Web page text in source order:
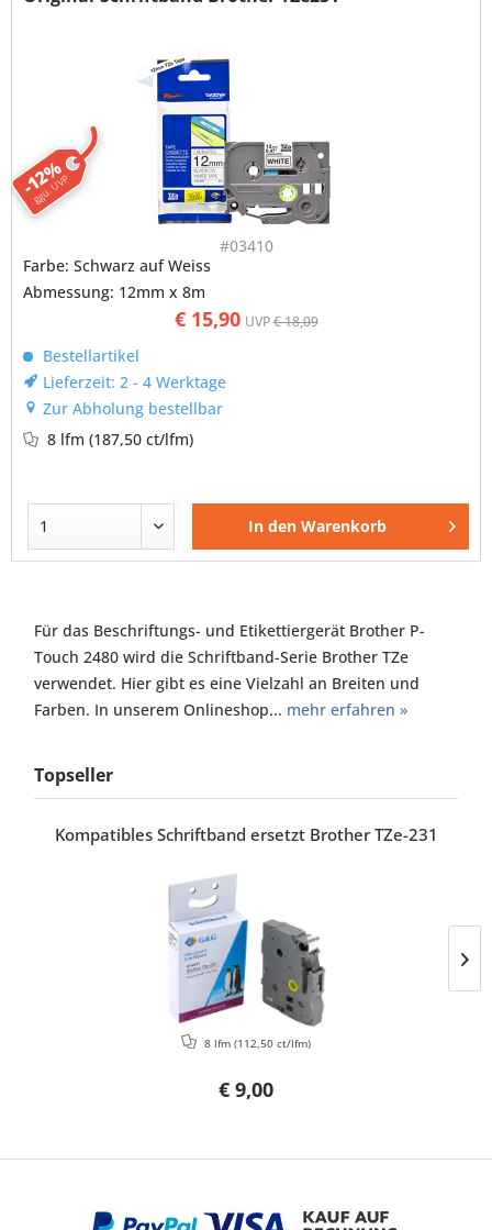
-12%
ggü. UVP
#03410
€ 15,90 UVP€ 18,09
Farbe: Schwarz auf Weiss
Abmessung: 12mm x 8m
Bestellartikel
Lieferzeit: 2 - 4 Werktage
Zur Abholung bestellbar
8 lfm(187,50 ct/lfm)
In den Warenkorb
Für das Beschriftungs- und Etikettiergerät Brother P-
Touch 2480 wird die Schriftband-Serie Brother TZe
verwendet. Hier gibt es eine Vielzahl an Breiten und
Farben. In unserem Onlineshop... mehr erfahren »
Topseller
Kompatibles Schriftband ersetzt Brother TZe-231
€ 9,00
8 lfm (112,50 ct/lfm)